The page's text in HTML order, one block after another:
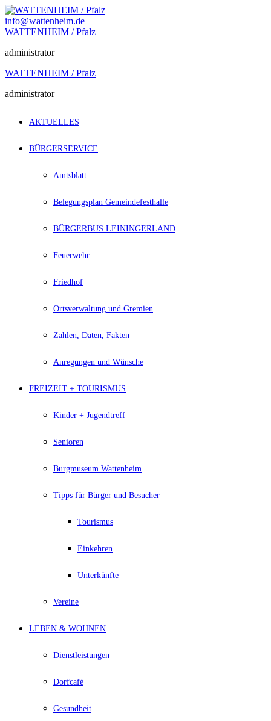
Zum
Inhalt
springen
info@wattenheim.de
WATTENHEIM / Pfalz
administrator
WATTENHEIM / Pfalz
administrator
AKTUELLES
BÜRGERSERVICE
Amtsblatt
Belegungsplan Gemeindefesthalle
BÜRGERBUS LEININGERLAND
Feuerwehr
Friedhof
Ortsverwaltung und Gremien
Zahlen, Daten, Fakten
Anregungen und Wünsche
FREIZEIT + TOURISMUS
Kinder + Jugendtreff
Senioren
Burgmuseum Wattenheim
Tipps für Bürger und Besucher
Tourismus
Einkehren
Unterkünfte
Vereine
LEBEN & WOHNEN
Dienstleistungen
Dorfcafé
Gesundheit